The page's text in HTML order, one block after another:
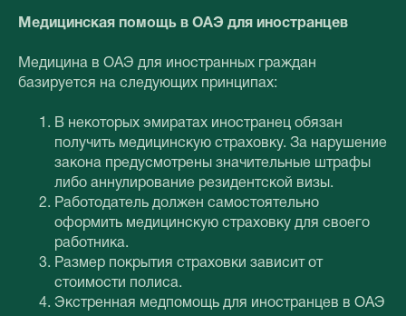
Медицинская помощь в ОАЭ для иностранцев
Медицина в ОАЭ для иностранных граждан
базируется на следующих принципах:
В некоторых эмиратах иностранец обязан
получить медицинскую страховку. За нарушение
закона предусмотрены значительные штрафы
либо аннулирование резидентской визы.
Работодатель должен самостоятельно
оформить медицинскую страховку для своего
работника.
Размер покрытия страховки зависит от
стоимости полиса.
Экстренная медпомощь для иностранцев в ОАЭ